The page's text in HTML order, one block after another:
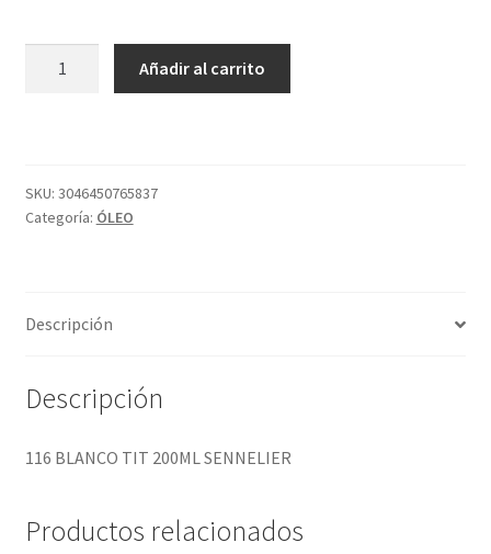
cantidad
Añadir al carrito
SKU: 3046450765837
Categoría: ÓLEO
Descripción
Descripción
116 BLANCO TIT 200ML SENNELIER
Productos relacionados